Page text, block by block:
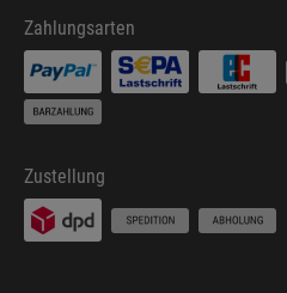
Zahlungsarten
Zustellung